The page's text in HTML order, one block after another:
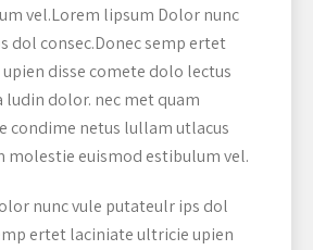
vel.Lorem lipsum Dolor nunc
dol consec.Donec semp ertet
disse comete dolo lectus
dolor. nec met quam
condime netus lullam utlacus
molestie euismod estibulum vel.
nunc vule putateulr ips dol
ertet laciniate ultricie upien